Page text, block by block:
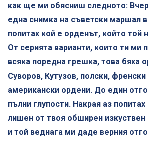
как ще ми обясниш следното:
една снимка на съветски маршал
попитах кой е орденът, който той
От серията варианти, които ти ми
всяка поредна грешка, това бяха
Суворов, Кутузов, полски,
американски ордени. До един
пълни глупости. Накрая аз попитах
лишен от твоя обширен изкуствен
и той веднага ми даде верния